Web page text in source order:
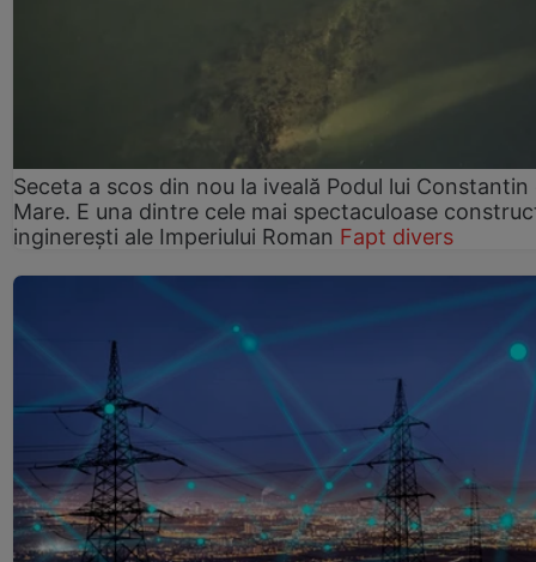
Seceta a scos din nou la iveală Podul lui Constantin
Mare. E una dintre cele mai spectaculoase
inginerești ale Imperiului Roman Fapt divers